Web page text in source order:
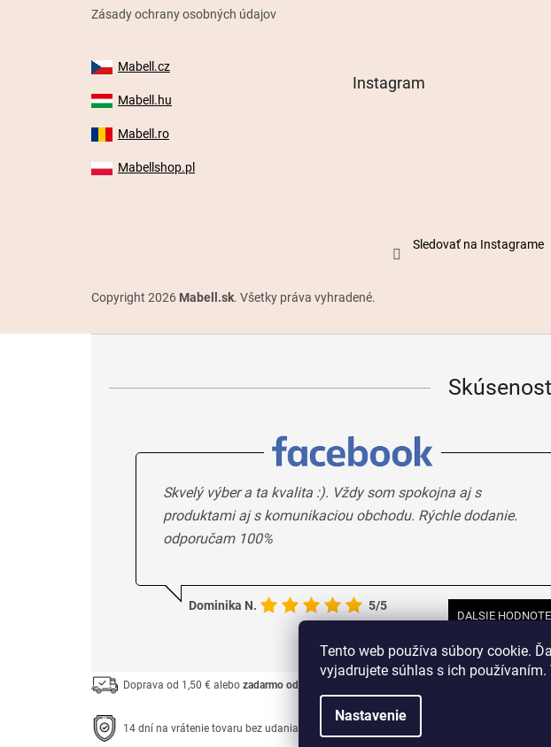
Tento web používa súbory cookie.
vyjadrujete súhlas s ich
Nastavenie
Zásady ochrany osobných údajov
Mabell.cz
Mabell.hu
Mabell.ro
Mabellshop.pl
Instagram
Sledovať na Instagrame
Copyright 2026 Mabell.sk. Všetky práva vyhradené.
Skvelý výber a ta kvalita :). Vždy som spokojna aj s
produktami aj s komunikaciou obchodu. Rýchle dodanie.
odporučam 100%
Dominika N. 5/5
DALSIE
Doprava od 1,50 € alebo zadarmo od 33 €
14 dní na vrátenie tovaru bez udania dôvodu